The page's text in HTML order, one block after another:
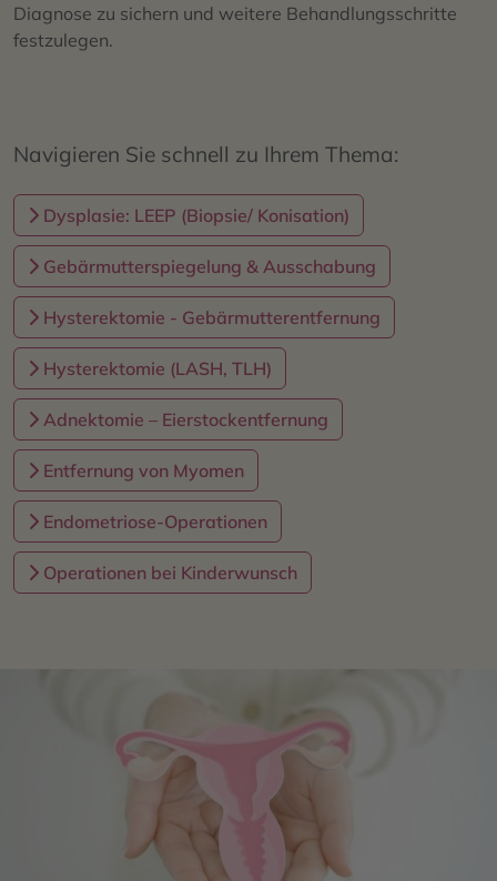
Diagnose zu sichern und weitere Behandlungsschritte
festzulegen.
Navigieren Sie schnell zu Ihrem Thema:
Dysplasie: LEEP (Biopsie/ Konisation)
Gebärmutterspiegelung & Ausschabung
Hysterektomie - Gebärmutterentfernung
Hysterektomie (LASH, TLH)
Adnektomie – Eierstockentfernung
Entfernung von Myomen
Endometriose-Operationen
Operationen bei Kinderwunsch